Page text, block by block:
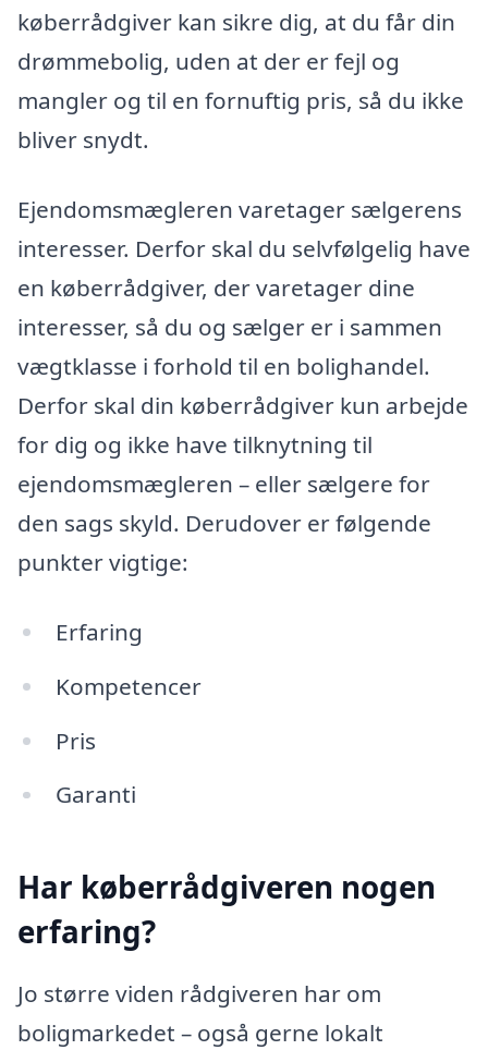
køberrådgiver kan sikre dig, at du får din
drømmebolig, uden at der er fejl og
mangler og til en fornuftig pris, så du ikke
bliver snydt.
Ejendomsmægleren varetager sælgerens
interesser. Derfor skal du selvfølgelig have
en køberrådgiver, der varetager dine
interesser, så du og sælger er i sammen
vægtklasse i forhold til en bolighandel.
Derfor skal din køberrådgiver kun arbejde
for dig og ikke have tilknytning til
ejendomsmægleren – eller sælgere for
den sags skyld. Derudover er følgende
punkter vigtige:
Erfaring
Kompetencer
Pris
Garanti
Har køberrådgiveren nogen
erfaring?
Jo større viden rådgiveren har om
boligmarkedet – også gerne lokalt